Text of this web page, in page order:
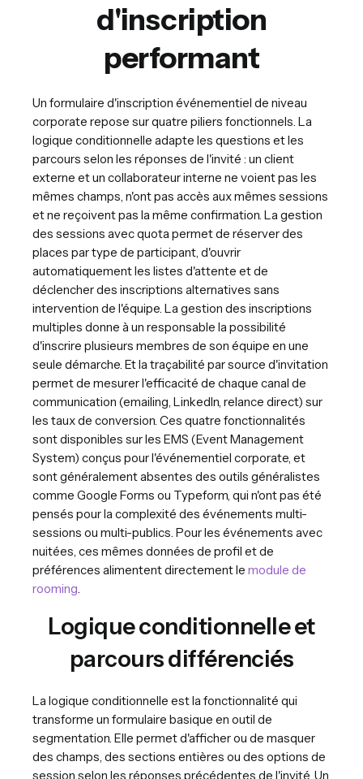
d'inscription
performant
Un formulaire d'inscription événementiel de niveau
corporate repose sur quatre piliers fonctionnels. La
logique conditionnelle adapte les questions et les
parcours selon les réponses de l'invité : un client
externe et un collaborateur interne ne voient pas les
mêmes champs, n'ont pas accès aux mêmes sessions
et ne reçoivent pas la même confirmation. La gestion
des sessions avec quota permet de réserver des
places par type de participant, d'ouvrir
automatiquement les listes d'attente et de
déclencher des inscriptions alternatives sans
intervention de l'équipe. La gestion des inscriptions
multiples donne à un responsable la possibilité
d'inscrire plusieurs membres de son équipe en une
seule démarche. Et la traçabilité par source d'invitation
permet de mesurer l'efficacité de chaque canal de
communication (emailing, LinkedIn, relance direct) sur
les taux de conversion. Ces quatre fonctionnalités
sont disponibles sur les EMS (Event Management
System) conçus pour l'événementiel corporate, et
sont généralement absentes des outils généralistes
comme Google Forms ou Typeform, qui n'ont pas été
pensés pour la complexité des événements multi-
sessions ou multi-publics. Pour les événements avec
nuitées, ces mêmes données de profil et de
préférences alimentent directement le module de
rooming
Logique conditionnelle et
parcours différenciés
La logique conditionnelle est la fonctionnalité qui
transforme un formulaire basique en outil de
segmentation. Elle permet d'afficher ou de masquer
des champs, des sections entières ou des options de
session selon les réponses précédentes de l'invité. Un